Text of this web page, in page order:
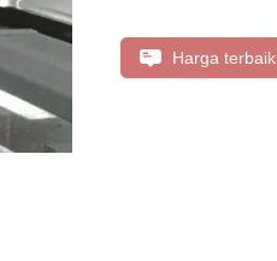
Harga terbaik